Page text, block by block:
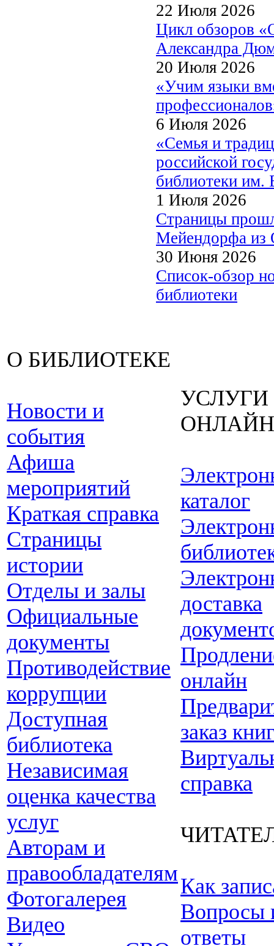
22 Июля 2026
Цикл обзоров
Александра
20 Июля 2026
«Учим языки
6 Июля 2026
«Семья и
российской
библиотеки им.
1 Июля 2026
Страницы
Мейендорфа из
30 Июня 2026
Список-обзор
библиотеки
О БИБЛИОТЕКЕ
Новости и
события
Афиша
мероприятий
Краткая справка
Страницы
истории
Отделы и залы
Официальные
документы
Противодействие
коррупции
Доступная
библиотека
Независимая
оценка качества
услуг
Авторам и
правообладателям
Фотогалерея
Видео
УСЛУГИ
ОНЛАЙН
каталог
доставка
онлайн
заказ
справка
Как
Вопросы
ответы